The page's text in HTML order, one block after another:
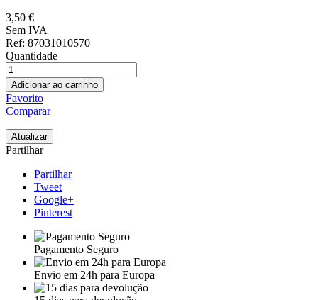
3,50 €
Sem IVA
Ref: 87031010570
Quantidade
Adicionar ao carrinho
Favorito
Comparar
Partilhar
Partilhar
Tweet
Google+
Pinterest
Pagamento Seguro
Envio em 24h para Europa